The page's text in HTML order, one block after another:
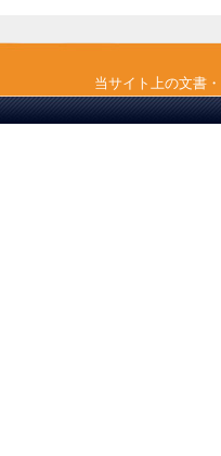
当サイト上の文書